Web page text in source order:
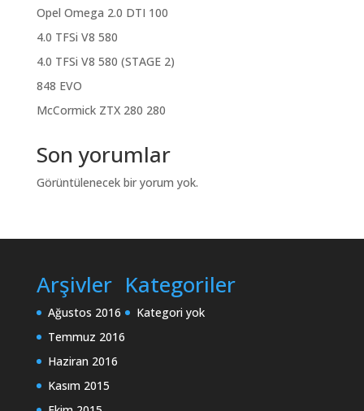
Opel Omega 2.0 DTI 100
4.0 TFSi V8 580
4.0 TFSi V8 580 (STAGE 2)
848 EVO
McCormick ZTX 280 280
Son yorumlar
Görüntülenecek bir yorum yok.
Arşivler
Ağustos 2016
Temmuz 2016
Haziran 2016
Kasım 2015
Kategoriler
Kategori yok